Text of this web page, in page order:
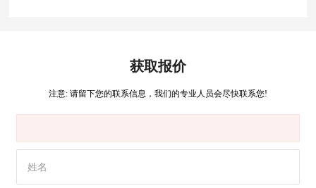
获取报价
注意: 请留下您的联系信息，我们的专业人员会尽快联系您!